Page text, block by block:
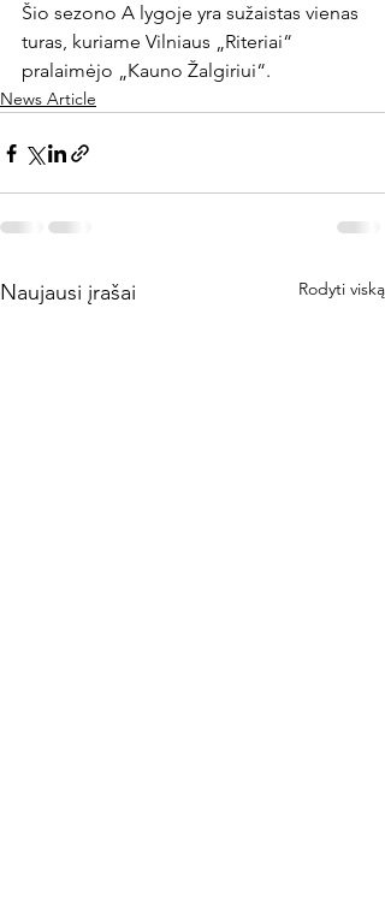
Šio sezono A lygoje yra sužaistas vienas
turas, kuriame Vilniaus „Riteriai“
pralaimėjo „Kauno Žalgiriui“.
News Article
Naujausi įrašai Rodyti viską